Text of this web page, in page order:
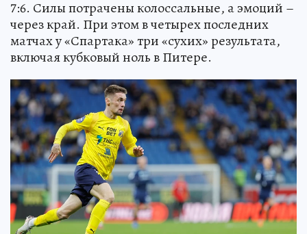
7:6. Силы потрачены колоссальные, а эмоций –
через край. При этом в четырех последних
матчах у «Спартака» три «сухих» результата,
включая кубковый ноль в Питере.